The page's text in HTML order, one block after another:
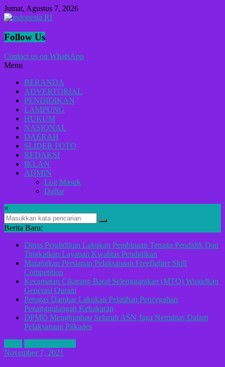
Lompat
ke
Jumat, Agustus 7, 2026
indonesia
Lugas
Menyikap
Berita,Terpercaya
Dan
Tegas
Follow Us
Contact us on WhatsApp
Menu
BERANDA
ADVERTORIAL
PENDIDIKAN
LAMPUNG
HUKUM
NASIONAL
DAERAH
SLIDER FOTO
REDAKSI
IKLAN
ADMIN
Log Masuk
Daftar
×
Berita Baru:
Dinas Pendidikan Lakukan Pembinaan Tenaga Pendidik Dan
Tingkatkan Layanan Kwalitas Pendidikan
Matangkan Persiapan Pelaksanaan Freefighter Skill
Competition
Kecamatan Cikarang Barat Selenggarakan (MTQ) Wujudkan
Generasi Qurani
Petugas Damkar Lakukan Pelatihan Pencegahan
Penanggulangan Kebakaran
DPMD Menghimbau Seluruh ASN Jaga Netralitas Dalam
Pelaksanaan Pilkades
November 7, 2021